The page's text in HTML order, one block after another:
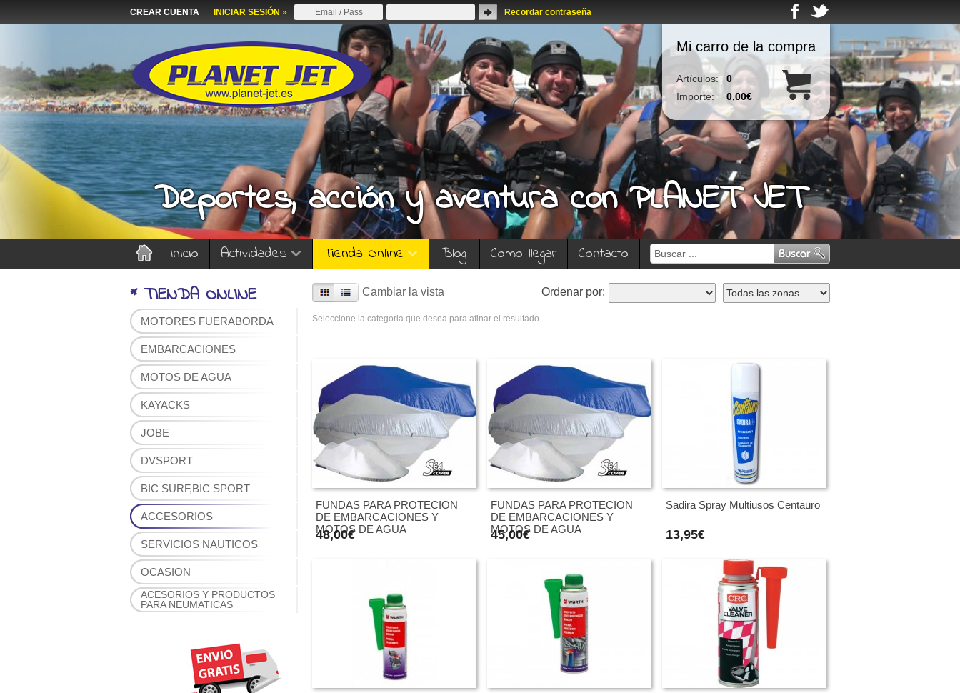
CREAR CUENTA INICIAR SESIÓN » Recordar contraseña
Mi carro de la compra
Artículos:
0
Importe:
0,00€
Deportes, acción y aventura con PLANET JET
Inicio Actividades Tienda Online Blog Como llegar Contacto
* TIENDA ONLINE
MOTORES FUERABORDA
EMBARCACIONES
MOTOS DE AGUA
KAYACKS
JOBE
DVSPORT
BIC SURF,BIC SPORT
ACCESORIOS
SERVICIOS NAUTICOS
OCASION
ACESORIOS Y PRODUCTOS
PARA NEUMATICAS
Cambiar la vista Ordenar por:
Seleccione la categoria que desea para afinar el resultado
FUNDAS PARA PROTECION
DE EMBARCACIONES Y
MOTOS DE AGUA
48,00€
FUNDAS PARA PROTECION
DE EMBARCACIONES Y
MOTOS DE AGUA
45,00€
Sadira Spray Multiusos Centauro
13,95€